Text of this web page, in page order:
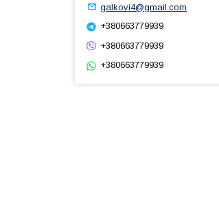
galkovi4@gmail.com
+380663779939
+380663779939
+380663779939